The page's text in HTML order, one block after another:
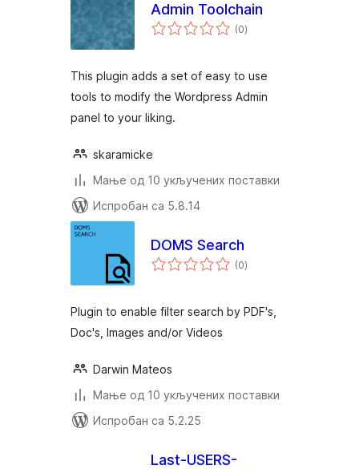
Admin Toolchain
(0укупних
оцена
)
This plugin adds a set of easy to use
tools to modify the Wordpress Admin
panel to your liking.
skaramicke
Мање од 10 укључених поставки
Испробан са 5.8.14
DOMS Search
(0укупних
оцена
)
Plugin to enable filter search by PDF's,
Doc's, Images and/or Videos
Darwin Mateos
Мање од 10 укључених поставки
Испробан са 5.2.25
Last-USERS-